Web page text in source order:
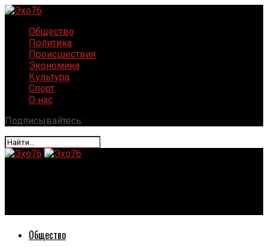
Общество
Политика
Происшествия
Экономика
Культура
Спорт
О нас
Подписывайтесь:
Общество